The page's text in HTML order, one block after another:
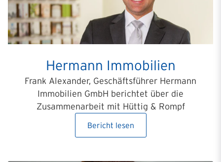
Hermann Immobilien
Frank Alexander, Geschäftsführer Hermann
Immobilien GmbH berichtet über die
Zusammenarbeit mit Hüttig & Rompf
Bericht lesen